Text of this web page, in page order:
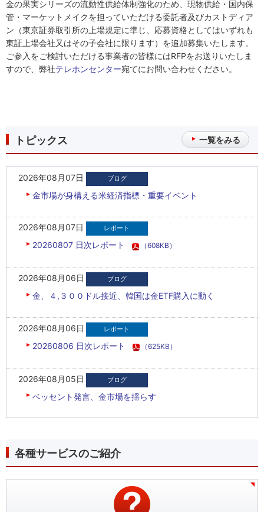
金の果実シリーズの流動性供給体制強化のため、現物供給・国内保
管・マーケットメイクを担っていただける委託者及びカストディア
ン（東京証券取引所の上場規定に準じ、応募資格としてはいずれも
東証上場会社又はその子会社に限ります）を追加募集いたします。
ご参入をご検討いただける事業者の皆様にはRFPをお送りいたしま
すので、弊社テレホンセンター宛てにお問い合わせください。
トピックス 一覧をみる
2026年08月07日
金市場が身構える米経済指標・重要イベント
2026年08月07日
20260807 日次レポート
（608KB）
2026年08月06日
金、４,３００ドル接近、韓国は金ETF購入に動く
2026年08月06日
20260806 日次レポート
（625KB）
2026年08月05日
ベッセント発言、金市場を揺らす
各種サービスのご紹介